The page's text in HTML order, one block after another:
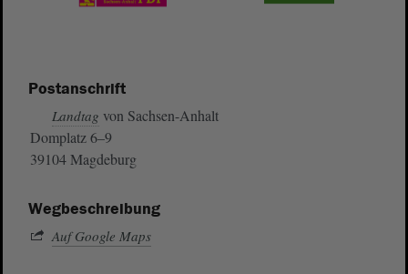
Postanschrift
Landtag von Sachsen-Anhalt
Domplatz 6–9
39104 Magdeburg
Wegbeschreibung
Auf Google Maps